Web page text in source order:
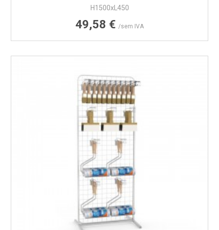
H1500xL450
Preço
49,58 € /sem IVA